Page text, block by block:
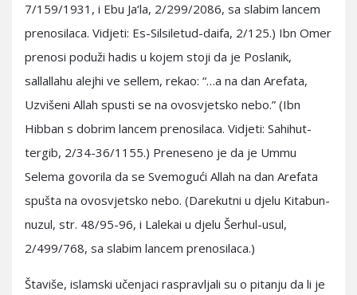
7/159/1931, i Ebu Ja‘la, 2/299/2086, sa slabim lancem
prenosilaca. Vidjeti: Es-Silsiletud-daifa, 2/125.) Ibn Omer
prenosi poduži hadis u kojem stoji da je Poslanik,
sallallahu alejhi ve sellem, rekao: “…a na dan Arefata,
Uzvišeni Allah spusti se na ovosvjetsko nebo.” (Ibn
Hibban s dobrim lancem prenosilaca. Vidjeti: Sahihut-
tergib, 2/34-36/1155.) Preneseno je da je Ummu
Selema govorila da se Svemogući Allah na dan Arefata
spušta na ovosvjetsko nebo. (Darekutni u djelu Kitabun-
nuzul, str. 48/95-96, i Lalekai u djelu Šerhul-usul,
2/499/768, sa slabim lancem prenosilaca.)
Štaviše, islamski učenjaci raspravljali su o pitanju da li je